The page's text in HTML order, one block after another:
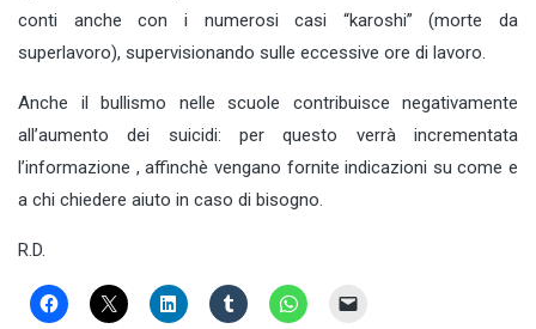
conti anche con i numerosi casi “karoshi” (morte da
superlavoro), supervisionando sulle eccessive ore di lavoro.
Anche il bullismo nelle scuole contribuisce negativamente
all’aumento dei suicidi: per questo verrà incrementata
l’informazione , affinchè vengano fornite indicazioni su come e
a chi chiedere aiuto in caso di bisogno.
R.D.